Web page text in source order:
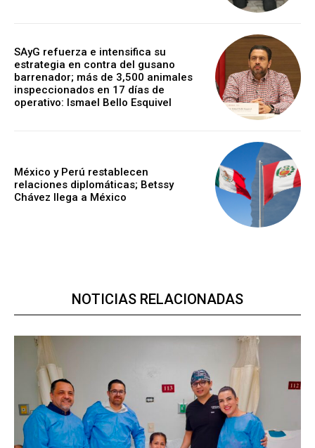
SAyG refuerza e intensifica su
estrategia en contra del gusano
barrenador; más de 3,500 animales
inspeccionados en 17 días de
operativo: Ismael Bello Esquivel
México y Perú restablecen
relaciones diplomáticas; Betssy
Chávez llega a México
NOTICIAS RELACIONADAS